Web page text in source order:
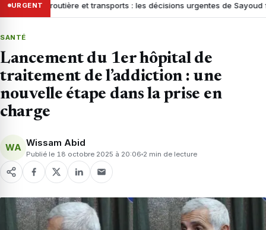
URGENT
routière et transports : les décisions urgentes de Sayoud face aux
SANTÉ
Lancement du 1er hôpital de
traitement de l’addiction : une
nouvelle étape dans la prise en
charge
WA Wissam Abid
Publié le 18 octobre 2025 à 20:06 2 min de lecture